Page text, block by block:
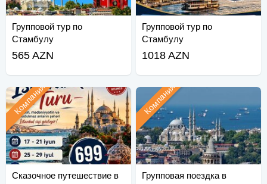
Групповой тур по
Стамбулу
565 AZN
Групповой тур по
Стамбулу
1018 AZN
Сказочное путешествие в
Компания
Групповая поездка в
Компания